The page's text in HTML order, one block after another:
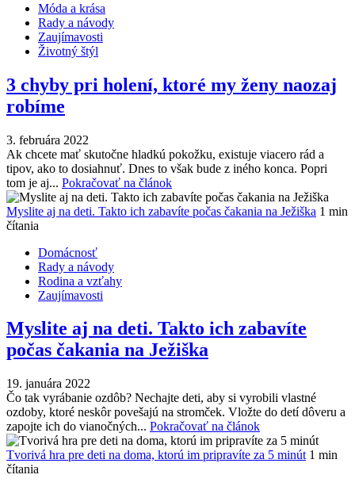
Móda a krása
Rady a návody
Zaujímavosti
Životný štýl
3 chyby pri holení, ktoré my ženy naozaj
robíme
3. februára 2022
Ak chcete mať skutočne hladkú pokožku, existuje viacero rád a
tipov, ako to dosiahnuť. Dnes to však bude z iného konca. Popri
tom je aj... Pokračovať na článok
Myslite aj na deti. Takto ich zabavíte počas čakania na Ježiška 1 min
čítania
Domácnosť
Rady a návody
Rodina a vzťahy
Zaujímavosti
Myslite aj na deti. Takto ich zabavíte
počas čakania na Ježiška
19. januára 2022
Čo tak vyrábanie ozdôb? Nechajte deti, aby si vyrobili vlastné
ozdoby, ktoré neskôr povešajú na stromček. Vložte do detí dôveru a
zapojte ich do vianočných... Pokračovať na článok
Tvorivá hra pre deti na doma, ktorú im pripravíte za 5 minút 1 min
čítania